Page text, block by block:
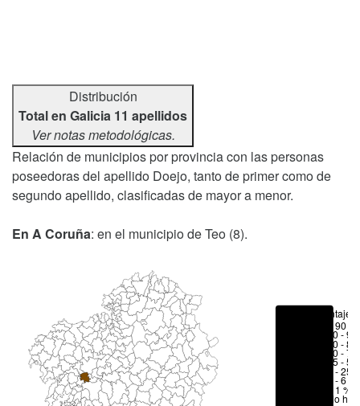
Distribución
Total en Galicia 11 apellidos
Ver notas metodológicas.
Relación de municipios por provincia con las personas
poseedoras del apellido Doejo, tanto de primer como de
segundo apellido, clasificadas de mayor a menor.
En A Coruña: en el municipio de Teo (8).
Porcentajes
> 90 %
80 -
70 -
50 -
25 -
6 - 25
1 - 6 %
< 1 %
No hay